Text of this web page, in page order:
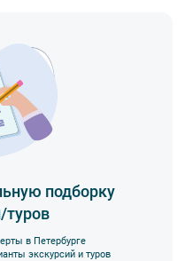
подборку
туров
в Петербурге
экскурсий и туров